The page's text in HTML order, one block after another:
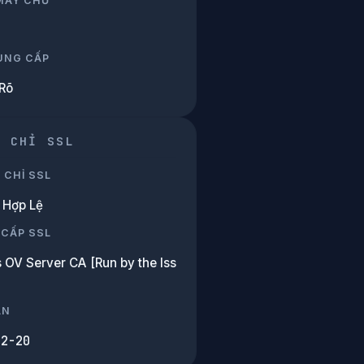
CẤP
CHỈ SSL
CHỈ SSL
Lệ
SSL
OV Server CA [Run by the Iss
20